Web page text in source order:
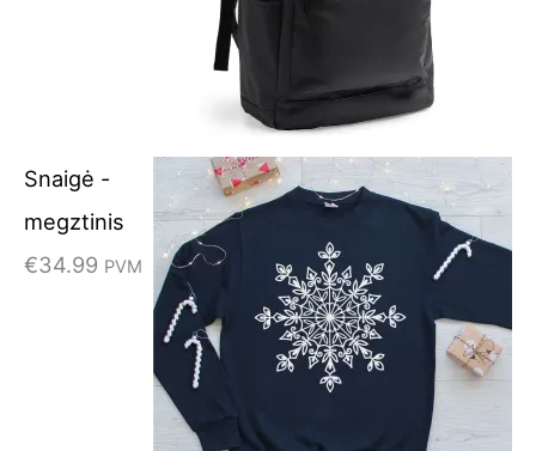
Snaigė -
megztinis
€34.99 PVM